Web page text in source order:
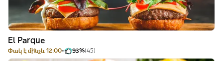
El Parque
Փակ է մինչև 12:00 93%(45)